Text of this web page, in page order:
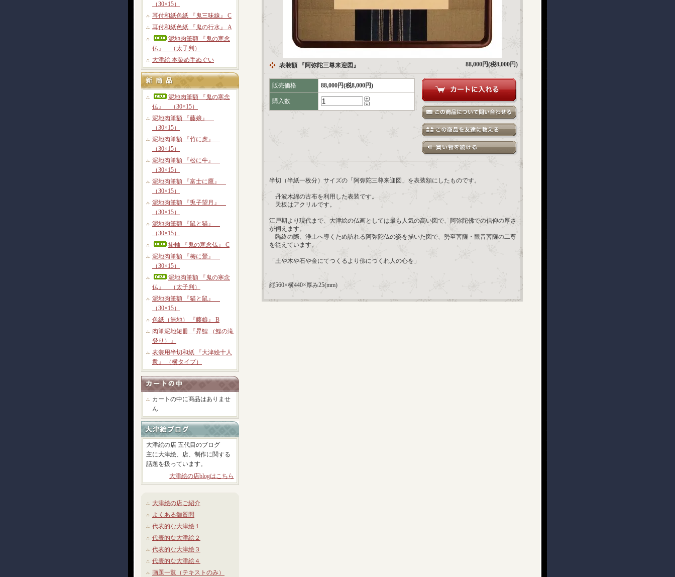
（30×15）
耳付和紙色紙 『鬼三味線』 C
耳付和紙色紙 『鬼の行水』 A
泥地肉筆額 『鬼の寒念
仏』 （太子判）
大津絵 本染め手ぬぐい
泥地肉筆額 『鬼の寒念
仏』 （30×15）
泥地肉筆額 『藤娘』
（30×15）
泥地肉筆額 『竹に虎』
（30×15）
泥地肉筆額 『松に牛』
（30×15）
泥地肉筆額 『富士に鷹』
（30×15）
泥地肉筆額 『兎子望月』
（30×15）
泥地肉筆額 『鼠と猫』
（30×15）
掛軸 『鬼の寒念仏』 C
泥地肉筆額 『梅に鶯』
（30×15）
泥地肉筆額 『鬼の寒念
仏』 （太子判）
泥地肉筆額 『猫と鼠』
（30×15）
色紙（無地） 『藤娘』 B
肉筆泥地短冊 『昇鯉 （鯉の滝
登り）』
表装用半切和紙 『大津絵十人
衆』 （横タイプ）
カートの中に商品はありませ
ん
大津絵の店 五代目のブログ
主に大津絵、店、制作に関する
話題を扱っています。
大津絵の店blogはこちら
大津絵の店ご紹介
よくある御質問
代表的な大津絵１
代表的な大津絵２
代表的な大津絵３
代表的な大津絵４
画題一覧（テキストのみ）
表装額 『阿弥陀三尊来迎図』 88,000円(税8,000円)
販売価格 88,000円(税8,000円)
購入数
半切（半紙一枚分）サイズの「阿弥陀三尊来迎図」を表装額にしたものです。
丹波木綿の古布を利用した表装です。
天板はアクリルです。
江戸期より現代まで、大津絵の仏画としては最も人気の高い図で、阿弥陀佛での信仰の厚さ
が伺えます。
臨終の際、浄土へ導くため訪れる阿弥陀仏の姿を描いた図で、勢至菩薩・観音菩薩の二尊
を従えています。
「土や木や石や金にてつくるより佛につくれ人の心を」
縦560×横440×厚み25(mm)